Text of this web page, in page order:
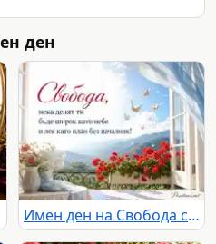
ден
Имен ден на Свобода със светъл балкон, мушката и планински хоризонт